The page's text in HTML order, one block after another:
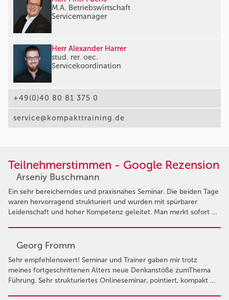
M.A. Betriebswirtschaft
Servicemanager
Herr Alexander Harrer
stud. rer. oec.
Servicekoordination
+49(0)40 80 81 375 0
service@kompakttraining.de
Teilnehmerstimmen - Google Rezension
Arseniy Buschmann
Ein sehr bereicherndes und praxisnahes Seminar. Die beiden Tage
waren hervorragend strukturiert und wurden mit spürbarer
Leidenschaft und hoher Kompetenz geleitet. Man merkt sofort …
Georg Fromm
Sehr empfehlenswert! Seminar und Trainer gaben mir trotz
meines fortgeschrittenen Alters neue Denkanstöße zumThema
Führung. Sehr strukturiertes Onlineseminar, pointiert, kompakt …